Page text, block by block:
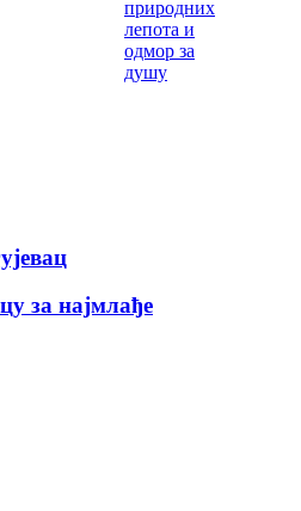
природних
лепота и
одмор за
душу
за најмлађе